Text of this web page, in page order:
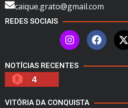
caique.grato@gmail.com
REDES SOCIAIS
NOTÍCIAS RECENTES
4
VITÓRIA DA CONQUISTA